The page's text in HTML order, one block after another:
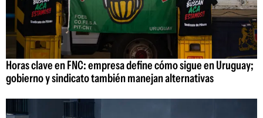
Horas clave en FNC: empresa define cómo sigue en Uruguay;
gobierno y sindicato también manejan alternativas